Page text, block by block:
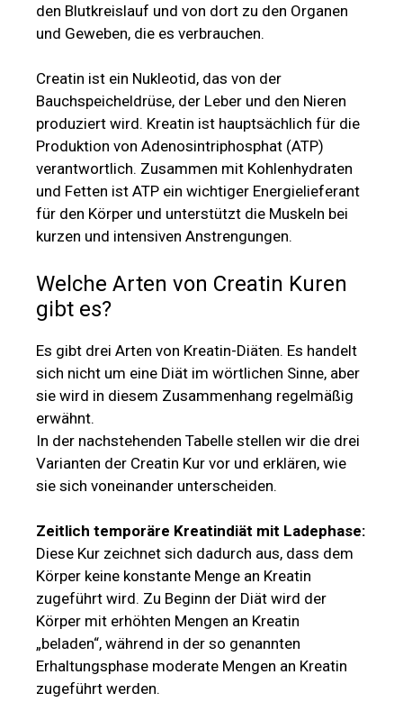
den Blutkreislauf und von dort zu den Organen
und Geweben, die es verbrauchen.
Creatin ist ein Nukleotid, das von der
Bauchspeicheldrüse, der Leber und den Nieren
produziert wird. Kreatin ist hauptsächlich für die
Produktion von Adenosintriphosphat (ATP)
verantwortlich. Zusammen mit Kohlenhydraten
und Fetten ist ATP ein wichtiger Energielieferant
für den Körper und unterstützt die Muskeln bei
kurzen und intensiven Anstrengungen.
Welche Arten von Creatin Kuren
gibt es?
Es gibt drei Arten von Kreatin-Diäten. Es handelt
sich nicht um eine Diät im wörtlichen Sinne, aber
sie wird in diesem Zusammenhang regelmäßig
erwähnt.
In der nachstehenden Tabelle stellen wir die drei
Varianten der Creatin Kur vor und erklären, wie
sie sich voneinander unterscheiden.
Zeitlich temporäre Kreatindiät mit Ladephase:
Diese Kur zeichnet sich dadurch aus, dass dem
Körper keine konstante Menge an Kreatin
zugeführt wird. Zu Beginn der Diät wird der
Körper mit erhöhten Mengen an Kreatin
„beladen“, während in der so genannten
Erhaltungsphase moderate Mengen an Kreatin
zugeführt werden.